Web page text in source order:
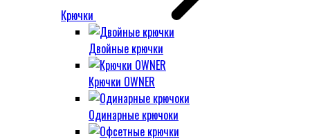
Крючки
Двойные крючки
Крючки OWNER
Одинарные крючоки